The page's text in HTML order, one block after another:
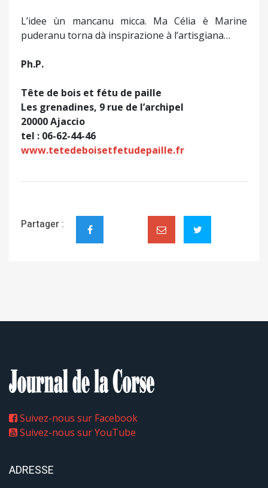
L’idee ùn mancanu micca. Ma Célia è Marine
puderanu torna dà inspirazione à l’artisgiana…
Ph.P.
Tête de bois et fétu de paille
Les grenadines, 9 rue de l’archipel
20000 Ajaccio
tel : 06-62-44-46
www.tetedeboisetfetudepaille.fr
Partager :
Suivez-nous sur Facebook
Suivez-nous sur YouTube
ADRESSE